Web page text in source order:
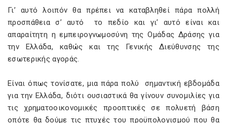
Γι’ αυτό λοιπόν θα πρέπει να καταβληθεί πάρα πολλή
προσπάθεια σ’ αυτό το πεδίο και γι’ αυτό είναι και
απαραίτητη η εμπειρογνωμοσύνη της Ομάδας Δράσης για
την Ελλάδα, καθώς και της Γενικής Διεύθυνσης της
εσωτερικής αγοράς.
Είναι όπως τονίσατε, μια πάρα πολύ σημαντική εβδομάδα
για την Ελλάδα, διότι ουσιαστικά θα γίνουν συνομιλίες για
τις χρηματοοικονομικές προοπτικές σε πολυετή βάση
οπότε θα δούμε τις πτυχές του προϋπολογισμού που θα